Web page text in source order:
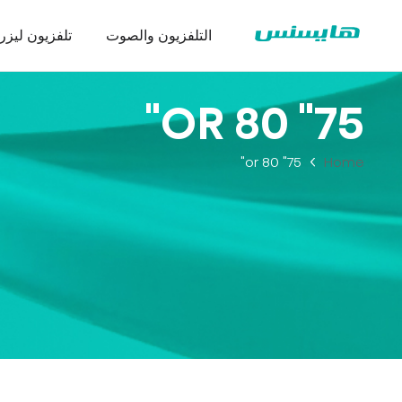
التلفزيون والصوت تلفزيون ليزر
75" OR 80"
Home
75" or 80"